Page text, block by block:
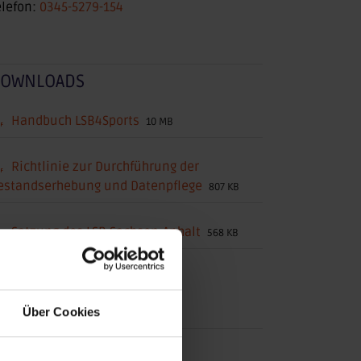
Über Cookies
0345-5279-154
Handbuch LSB4Sports 10 MB
Richtlinie zur Durchführung der
und Datenpflege
807 KB
Satzung des LSB Sachsen-Anhalt 568 KB